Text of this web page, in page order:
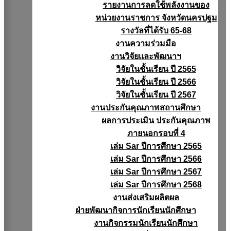
รายงานการลดใช้พลังงานของ
หน่วยงานราชการ จังหวัดนครปฐม
รางวัลที่ได้รับ 65-68
งานความร่วมมือ
งานวิจัยเเละพัฒนาฯ
วิจัยในชั้นเรียน ปี 2565
วิจัยในชั้นเรียน ปี 2566
วิจัยในชั้นเรียน ปี 2567
งานประกันคุณภาพสถานศึกษา
ผลการประเมิน ประกันคุณภาพ
ภายนอกรอบที่ 4
เล่ม Sar ปีการศึกษา 2565
เล่ม Sar ปีการศึกษา 2566
เล่ม Sar ปีการศึกษา 2567
เล่ม Sar ปีการศึกษา 2568
งานส่งเสริมผลิตผล
ฝ่ายพัฒนากิจการนักเรียนนักศึกษา
งานกิจกรรมนักเรียนนักศึกษา